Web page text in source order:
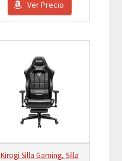
Ver Precio
Kirogi Silla Gaming, Silla